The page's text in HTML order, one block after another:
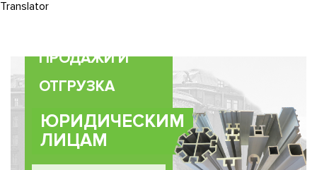
ПРОДАЖИ И
ОТГРУЗКА
ЮРИДИЧЕСКИМ
ЛИЦАМ
Translator
Translator
Translator